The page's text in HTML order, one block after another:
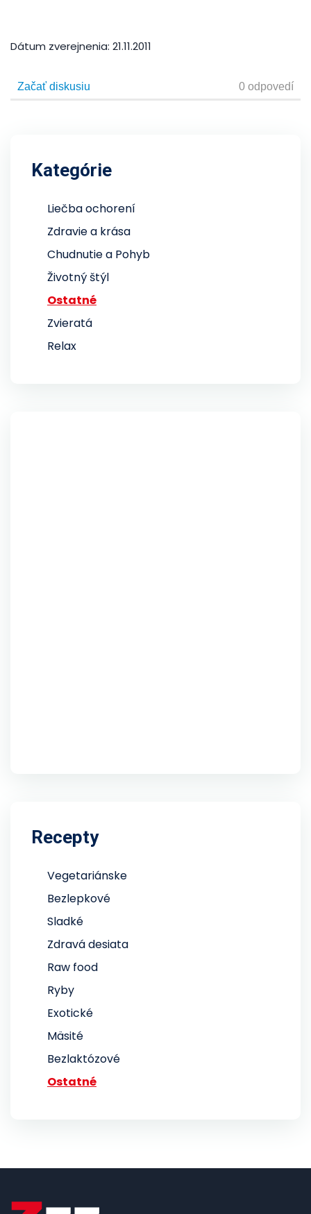
Dátum zverejnenia: 21.11.2011
Kategórie
Liečba ochorení
Zdravie a krása
Chudnutie a Pohyb
Životný štýl
Ostatné
Zvieratá
Relax
Recepty
Vegetariánske
Bezlepkové
Sladké
Zdravá desiata
Raw food
Ryby
Exotické
Mäsité
Bezlaktózové
Ostatné